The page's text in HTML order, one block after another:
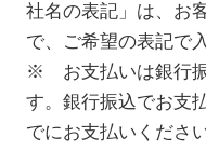
社名の表記」は、お
で、ご希望の表記で
※ お支払いは銀行
す。銀行振込でお支
でにお支払いくださ